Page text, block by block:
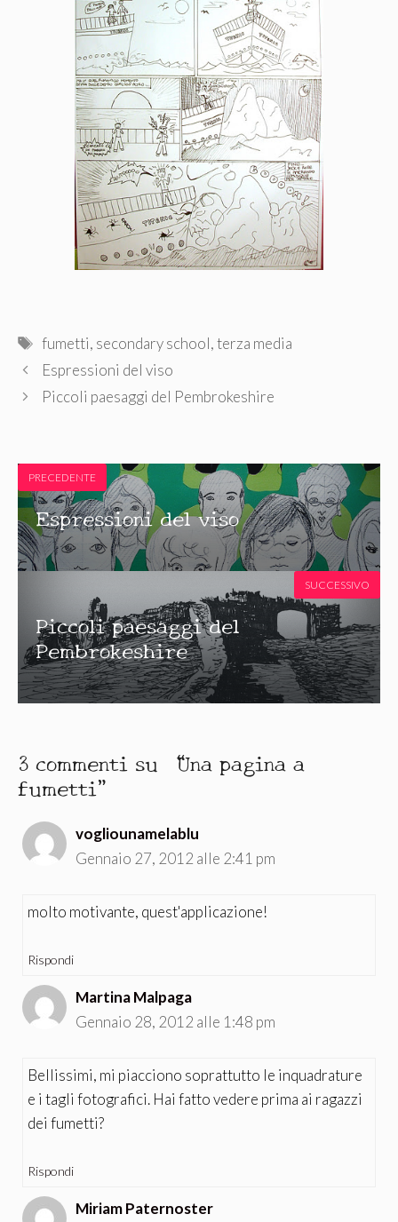
Tag
fumetti, secondary school,terza media
Espressioni del viso
Piccoli paesaggi del Pembrokeshire
PRECEDENTE
Espressioni del viso
Piccoli paesaggi del
Pembrokeshire
SUCCESSIVO
3 commenti su “Una pagina a
fumetti”
vogliounamelablu
Gennaio 27, 2012 alle 2:41 pm
molto motivante, quest'applicazione!
Rispondi
Martina Malpaga
Gennaio 28, 2012 alle 1:48 pm
Bellissimi, mi piacciono soprattutto le inquadrature
e i tagli fotografici. Hai fatto vedere prima ai ragazzi
dei fumetti?
Rispondi
Miriam Paternoster